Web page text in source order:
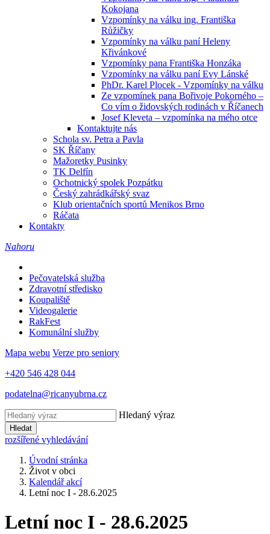
Kokojana
Vzpomínky na válku ing. Františka
Růžičky
Vzpomínky na válku paní Heleny
Křivánkové
Vzpomínky pana Františka Honzáka
Vzpomínky na válku paní Evy Lánské
PhDr. Karel Plocek - Vzpomínky na válku
Ze vzpomínek pana Bořivoje Pokorného –
Co vím o židovských rodinách v Říčanech
Josef Kleveta – vzpomínka na mého otce
Kontaktujte nás
Schola sv. Petra a Pavla
SK Říčany
Mažoretky Pusinky
TK Delfín
Ochotnický spolek Pozpátku
Český zahrádkářský svaz
Klub orientačních sportů Menikos Brno
Ráčata
Kontakty
Nahoru
Pečovatelská služba
Zdravotní středisko
Koupaliště
Videogalerie
RakFest
Komunální služby
Mapa webu Verze pro seniory
+420 546 428 044
podatelna@ricanyubrna.cz
Hledaný výraz
Hledat
rozšířené vyhledávání
Úvodní stránka
Život v obci
Kalendář akcí
Letní noc I - 28.6.2025
Letní noc I - 28.6.2025